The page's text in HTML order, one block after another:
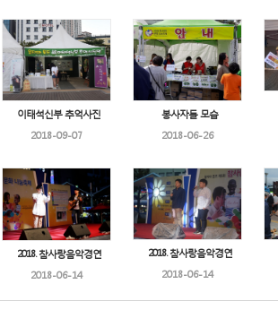
이태석신부 추억사진
2018-09-07
봉사자들 모습
2018-06-26
2018. 참사랑음악경연
2018-06-14
2018. 참사랑음악경연
2018-06-14